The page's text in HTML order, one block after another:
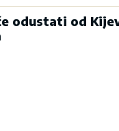
odustati od